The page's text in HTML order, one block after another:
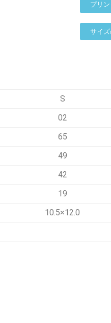
プリ
サイ
S
02
65
49
42
19
10.5×12.0